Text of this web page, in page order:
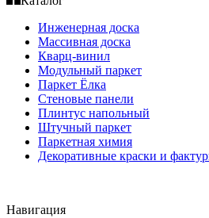
Инженерная доска
Массивная доска
Кварц-винил
Модульный паркет
Паркет Ёлка
Стеновые панели
Плинтус напольный
Штучный паркет
Паркетная химия
Декоративные краски и
Навигация